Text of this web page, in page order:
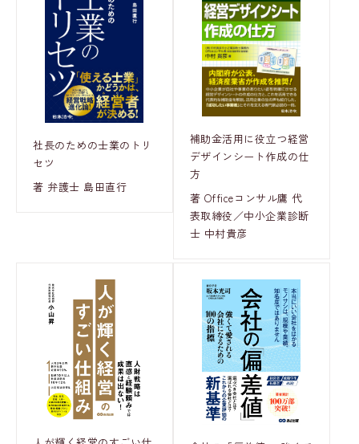
社長のための士業のトリ
セツ
著 弁護士 島田直行
補助金活用に役立つ経営
デザインシート作成の仕
方
著 Officeコンサル鷹 代
表取締役／中小企業診断
士 中村貴彦